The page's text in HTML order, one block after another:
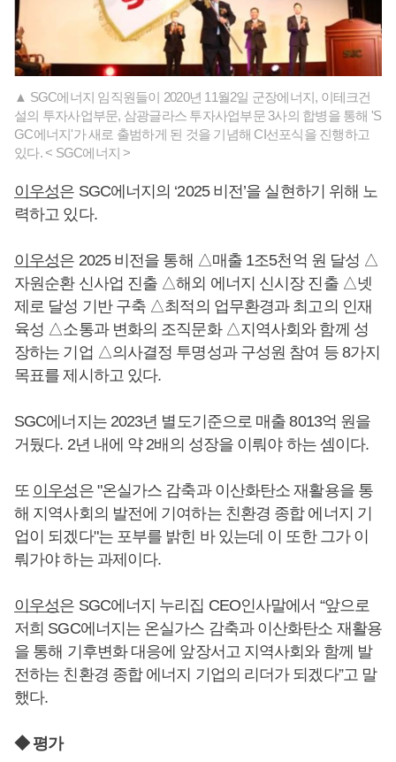
▲ SGC에너지 임직원들이 2020년 11월2일 군장에너지, 이테크건
설의 투자사업부문, 삼광글라스 투자사업부문 3사의 합병을 통해 'S
GC에너지'가 새로 출범하게 된 것을 기념해 CI선포식을 진행하고
있다. < SGC에너지 >
이우성은 SGC에너지의 ‘2025 비전’을 실현하기 위해 노
력하고 있다.
이우성은 2025 비전을 통해 △매출 1조5천억 원 달성 △
자원순환 신사업 진출 △해외 에너지 신시장 진출 △넷
제로 달성 기반 구축 △최적의 업무환경과 최고의 인재
육성 △소통과 변화의 조직문화 △지역사회와 함께 성
장하는 기업 △의사결정 투명성과 구성원 참여 등 8가지
목표를 제시하고 있다.
SGC에너지는 2023년 별도기준으로 매출 8013억 원을
거뒀다. 2년 내에 약 2배의 성장을 이뤄야 하는 셈이다.
또 이우성은 "온실가스 감축과 이산화탄소 재활용을 통
해 지역사회의 발전에 기여하는 친환경 종합 에너지 기
업이 되겠다"는 포부를 밝힌 바 있는데 이 또한 그가 이
뤄가야 하는 과제이다.
이우성은 SGC에너지 누리집 CEO인사말에서 “앞으로
저희 SGC에너지는 온실가스 감축과 이산화탄소 재활용
을 통해 기후변화 대응에 앞장서고 지역사회와 함께 발
전하는 친환경 종합 에너지 기업의 리더가 되겠다”고 말
했다.
◆ 평가